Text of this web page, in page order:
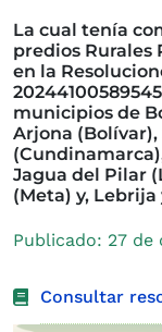
La cual tenía
predios Rurales
en la
municipios de
Arjona (Bolívar),
Jagua del Pilar
(Meta) y,
Publicado: 27 de
Consultar